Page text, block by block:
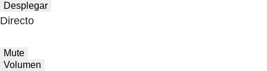
Desplegar
Directo
Mute
Volumen